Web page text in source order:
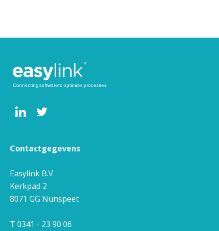
Contactgegevens
Easylink B.V.
Kerkpad 2
8071 GG Nunspeet
T 0341 - 23 90 06